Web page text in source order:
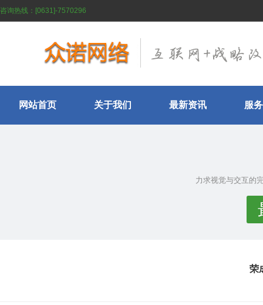
咨询热线：[0631]-7570296
网站首页 关于我们 最新资讯 服
力求视觉与交互的
荣